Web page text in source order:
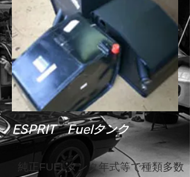
ESPRIT Fuelタンク
純正FUELタンク年式等で種類多数